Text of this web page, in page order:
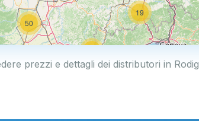
50
19
prezzi e dettagli dei distributori in